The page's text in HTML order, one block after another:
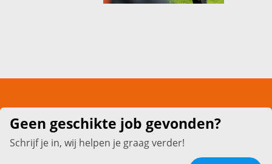
Geen geschikte job gevonden?
Schrijf je in, wij helpen je graag verder!